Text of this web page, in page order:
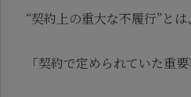
“契約上の重大な不履行”とは
「契約で定められていた重